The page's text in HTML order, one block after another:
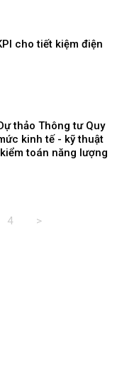
cho tiết kiệm điện
thảo Thông tư Quy
kinh tế - kỹ thuật
toán năng lượng
4 >